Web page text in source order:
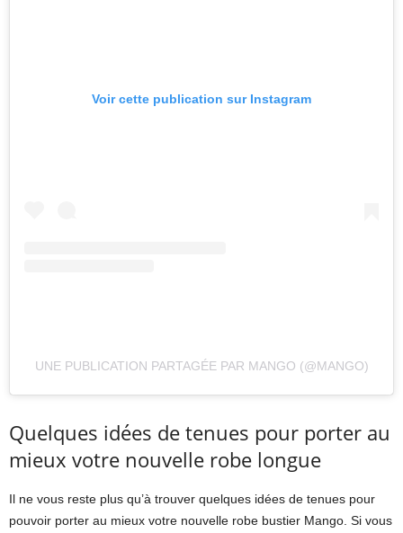
Voir cette publication sur Instagram
UNE PUBLICATION PARTAGÉE PAR MANGO (@MANGO)
Quelques idées de tenues pour porter au
mieux votre nouvelle robe longue
Il ne vous reste plus qu’à trouver quelques idées de tenues pour
pouvoir porter au mieux votre nouvelle robe bustier Mango. Si vous